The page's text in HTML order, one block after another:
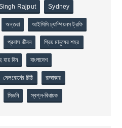
Rajput Sydney
অন্তরা আইসিসি চ্যাম্পিয়নস ট্রফি
প্রবাস জীবন প্রিয় মানুষের শহর
যায় দিন বাংলাদেশ
মেলবোর্নের চিঠি রাজাকার
সিডনি স্বপ্ন-বিধায়ক